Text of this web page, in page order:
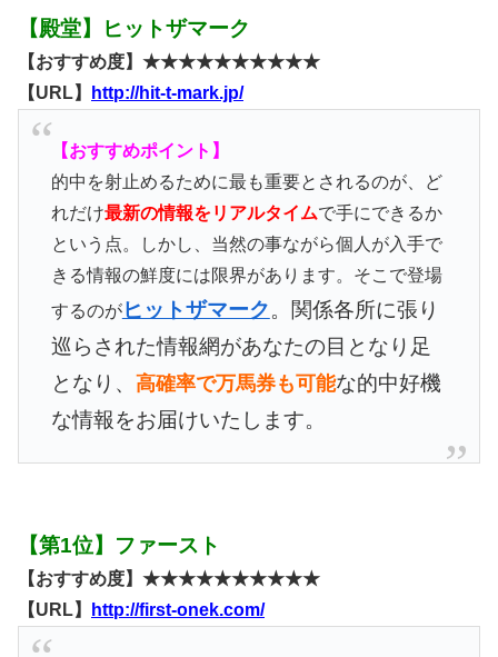
【殿堂】ヒットザマーク
【おすすめ度】★★★★★★★★★★
【URL】
http://hit-t-mark.jp/
【おすすめポイント】
的中を射止めるために最も重要とされるのが、ど
れだけ最新の情報をリアルタイムで手にできるか
という点。しかし、当然の事ながら個人が入手で
きる情報の鮮度には限界があります。そこで登場
するのがヒットザマーク。関係各所に張り
巡らされた情報網があなたの目となり足
となり、 高確率で万馬券も可能な的中好機
な情報をお届けいたします。
【第1位】ファースト
【おすすめ度】★★★★★★★★★★
【URL】
http://first-onek.com/